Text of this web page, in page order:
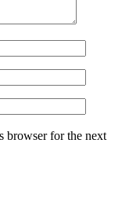
browser for the next